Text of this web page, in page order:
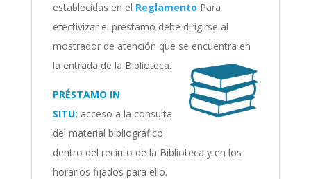
establecidas en el Reglamento Para
efectivizar el préstamo debe dirigirse al
mostrador de atención que se encuentra en
la entrada de la Biblioteca.
PRÉSTAMO IN
SITU: acceso a la consulta
del material bibliográfico
dentro del recinto de la Biblioteca y en los
horarios fijados para ello.